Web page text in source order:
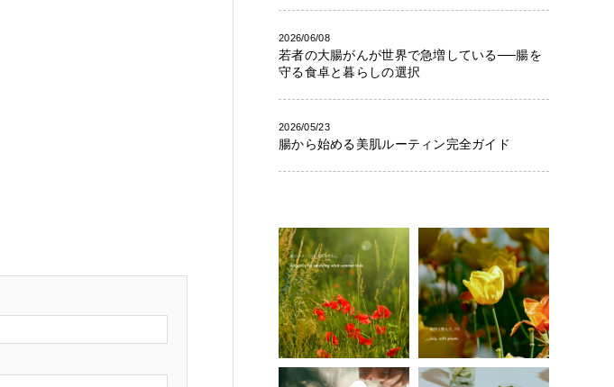
2026/06/08
若者の大腸がんが世界で急増している──腸を
守る食卓と暮らしの選択
2026/05/23
腸から始める美肌ルーティン完全ガイド